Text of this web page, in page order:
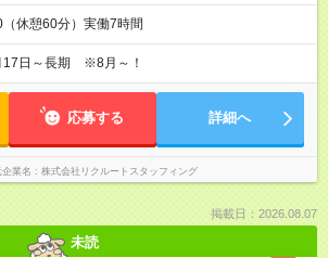
休憩60分）実働7時間
17日～長期 ※8月～！
応募する 詳細へ
業名 株式会社リクルートスタッフィング
掲載日：2026.08.07
未読